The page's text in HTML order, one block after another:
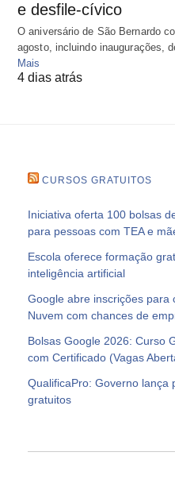
e desfile-cívico
O aniversário de São Bernardo
agosto, incluindo inaugurações,
Mais
4 dias atrás
CURSOS GRATUITOS
Iniciativa oferta 100 bolsas
para pessoas com TEA e
Escola oferece formação
inteligência artificial
Google abre inscrições para
Nuvem com chances de
Bolsas Google 2026: Curso
com Certificado (Vagas
QualificaPro: Governo lança
gratuitos